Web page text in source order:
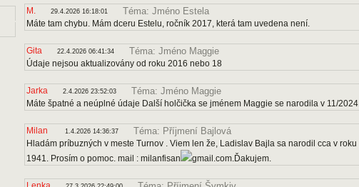
M. 29.4.2026 16:18:01 Téma: Jméno Estela
Máte tam chybu. Mám dceru Estelu, ročník 2017, která tam uvedena není.
Gita 22.4.2026 06:41:34 Téma: Jméno Maggie
Údaje nejsou aktualizovány od roku 2016 nebo 18
Jarka 2.4.2026 23:52:03 Téma: Jméno Maggie
Máte špatné a neúplné údaje Další holčička se jménem Maggie se narodila v 11/
Milan 1.4.2026 14:36:37 Téma: Příjmení Bajlová
Hladám príbuzných v meste Turnov . Viem len že, Ladislav Bajla sa narodil cca v roku
1941. Prosím o pomoc. mail : milanfisan
gmail.com.Ďakujem.